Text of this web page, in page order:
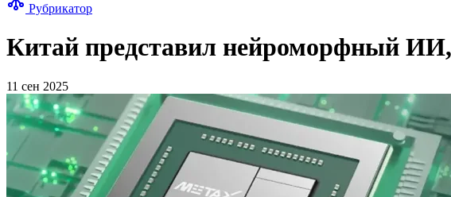
Рубрикатор
Китай представил нейроморфный
11 сен 2025